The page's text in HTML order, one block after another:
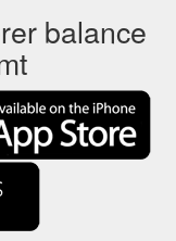
balance